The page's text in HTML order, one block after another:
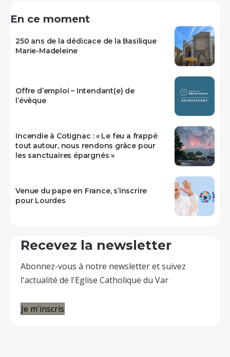
En ce moment
250 ans de la dédicace de la Basilique
Marie-Madeleine
Offre d’emploi – Intendant(e) de
l’évêque
Incendie à Cotignac : « Le feu a frappé
tout autour, nous rendons grâce pour
les sanctuaires épargnés »
Venue du pape en France, s’inscrire
pour Lourdes
Recevez la newsletter
Abonnez-vous à notre newsletter et suivez
l'actualité de l'Eglise Catholique du Var
Je m'inscris